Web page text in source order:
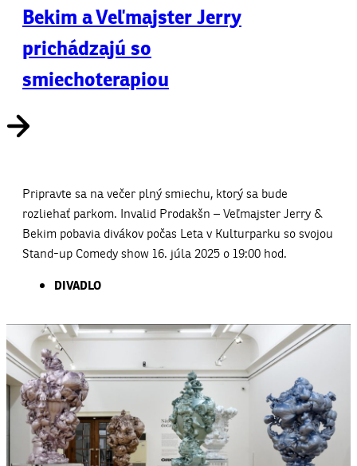
Bekim a Veľmajster Jerry
prichádzajú so
smiechoterapiou
Pripravte sa na večer plný smiechu, ktorý sa bude
rozliehať parkom. Invalid Prodakšn – Veľmajster Jerry &
Bekim pobavia divákov počas Leta v Kulturparku so svojou
Stand-up Comedy show 16. júla 2025 o 19:00 hod.
DIVADLO